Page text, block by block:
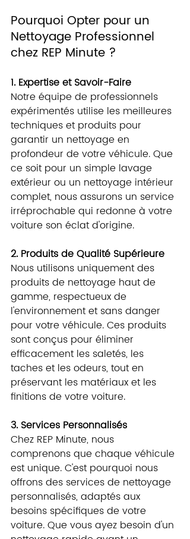
Pourquoi Opter pour un
Nettoyage Professionnel
chez REP Minute ?
1. Expertise et Savoir-Faire
Notre équipe de professionnels
expérimentés utilise les meilleures
techniques et produits pour
garantir un nettoyage en
profondeur de votre véhicule. Que
ce soit pour un simple lavage
extérieur ou un nettoyage intérieur
complet, nous assurons un service
irréprochable qui redonne à votre
voiture son éclat d'origine.
2. Produits de Qualité Supérieure
Nous utilisons uniquement des
produits de nettoyage haut de
gamme, respectueux de
l'environnement et sans danger
pour votre véhicule. Ces produits
sont conçus pour éliminer
efficacement les saletés, les
taches et les odeurs, tout en
préservant les matériaux et les
finitions de votre voiture.
3. Services Personnalisés
Chez REP Minute, nous
comprenons que chaque véhicule
est unique. C'est pourquoi nous
offrons des services de nettoyage
personnalisés, adaptés aux
besoins spécifiques de votre
voiture. Que vous ayez besoin d'un